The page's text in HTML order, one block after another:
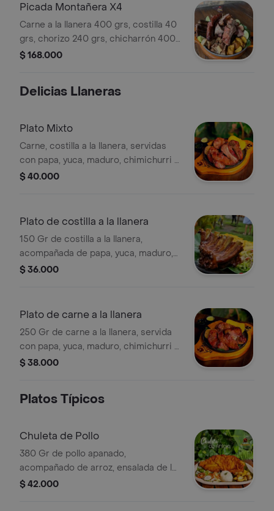
Picada Montañera X4
Carne a la llanera 400 grs, costilla 40
grs, chorizo 240 grs, chicharrón 400
grs, morcilla 400 grs, papa criolla 320
$ 168.000
Delicias Llaneras
Plato Mixto
Carne, costilla a la llanera, servidas
con papa, yuca, maduro, chimichurri y
guacamole.
$ 40.000
Plato de costilla a la llanera
150 Gr de costilla a la llanera,
acompañada de papa, yuca, maduro,
chimichurri y guacamole.
$ 36.000
Plato de carne a la llanera
250 Gr de carne a la llanera, servida
con papa, yuca, maduro, chimichurri y
guacamole.
$ 38.000
Platos Típicos
Chuleta de Pollo
380 Gr de pollo apanado,
acompañado de arroz, ensalada de la
casa y papas a la francesa.
$ 42.000